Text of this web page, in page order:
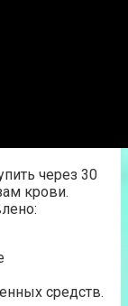
через 30
крови.
средств.